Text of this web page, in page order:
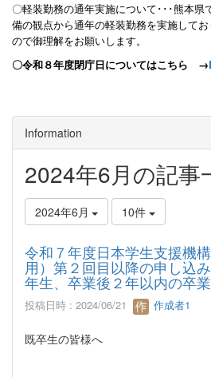
〇軽装勤務の通年実施について･･･熊本県
備の観点から通年の軽装勤務を実施して
ので御理解をお願いします。
〇令和８年度閉庁日についてはこちら →
Information
2024年6月の記事
2024年6月 10件
令和７年度日本学生支援機
用）第２回目以降の申し込
年生、卒業後２年以内の卒業
投稿日時 : 2024/06/21 作成者1
既卒生の皆様へ